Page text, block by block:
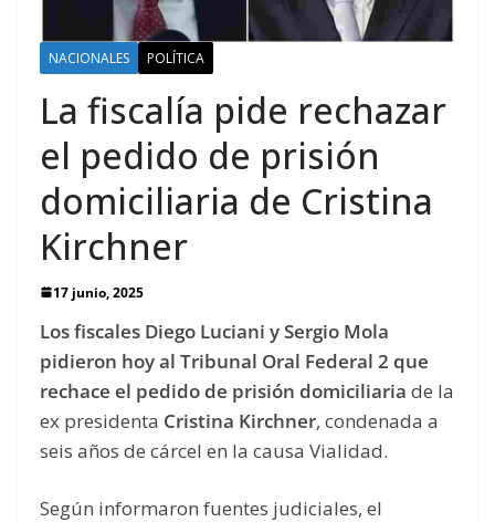
NACIONALES POLÍTICA
La fiscalía pide rechazar
el pedido de prisión
domiciliaria de Cristina
Kirchner
17 junio, 2025
Los fiscales Diego Luciani y Sergio Mola
pidieron hoy al Tribunal Oral Federal 2 que
rechace el pedido de prisión domiciliaria de la
ex presidenta Cristina Kirchner, condenada a
seis años de cárcel en la causa Vialidad.
Según informaron fuentes judiciales, el